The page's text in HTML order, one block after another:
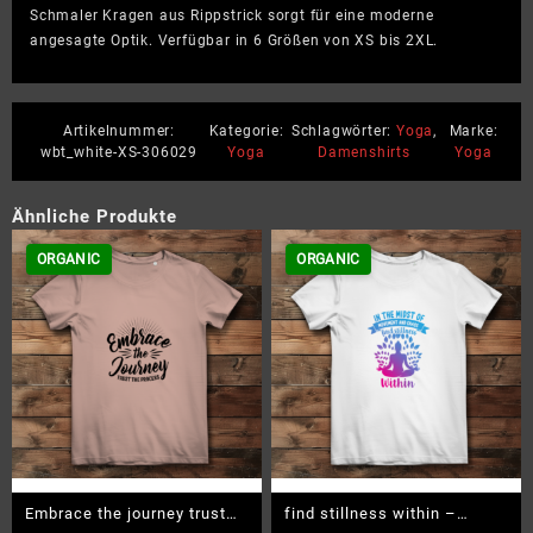
Schmaler Kragen aus Rippstrick sorgt für eine moderne
angesagte Optik. Verfügbar in 6 Größen von XS bis 2XL.
Artikelnummer:
wbt_white-XS-306029
Kategorie:
Yoga
Schlagwörter:Yoga ,
Damenshirts
Marke:
Yoga
Ähnliche Produkte
ORGANIC
Embrace the journey trust
ORGANIC
find stillness within –